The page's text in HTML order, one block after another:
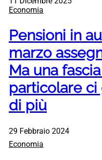
Economia
Pensioni in
marzo
Ma una
particolare ci
di più
29 Febbraio 2024
Economia